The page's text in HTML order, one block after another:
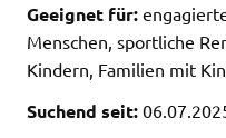
Geeignet für:
Menschen, sportliche
Kindern, Familien mit
Suchend seit: